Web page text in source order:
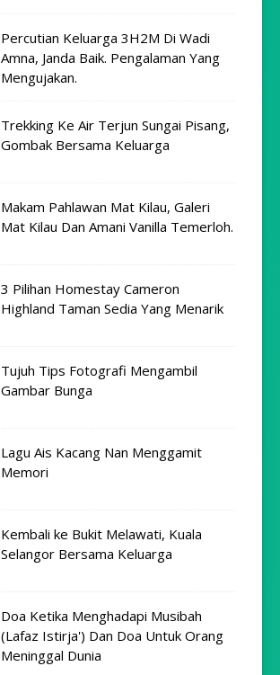
Percutian Keluarga 3H2M Di Wadi
Amna, Janda Baik. Pengalaman Yang
Mengujakan.
Trekking Ke Air Terjun Sungai Pisang,
Gombak Bersama Keluarga
Makam Pahlawan Mat Kilau, Galeri
Mat Kilau Dan Amani Vanilla Temerloh.
3 Pilihan Homestay Cameron
Highland Taman Sedia Yang Menarik
Tujuh Tips Fotografi Mengambil
Gambar Bunga
Lagu Ais Kacang Nan Menggamit
Memori
Kembali ke Bukit Melawati, Kuala
Selangor Bersama Keluarga
Doa Ketika Menghadapi Musibah
(Lafaz Istirja') Dan Doa Untuk Orang
Meninggal Dunia